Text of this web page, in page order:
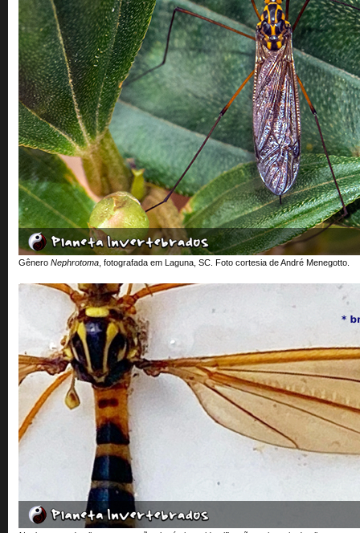
Gênero Nephrotoma , fotografada em Laguna, SC. Foto cortesia de André Menegotto.